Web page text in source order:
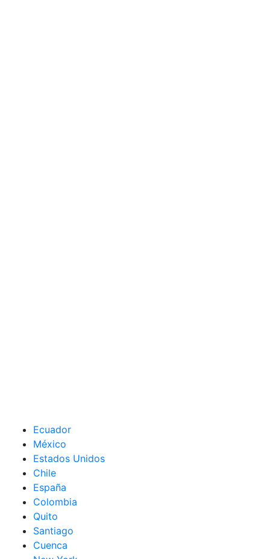
Ecuador
México
Estados Unidos
Chile
España
Colombia
Quito
Santiago
Cuenca